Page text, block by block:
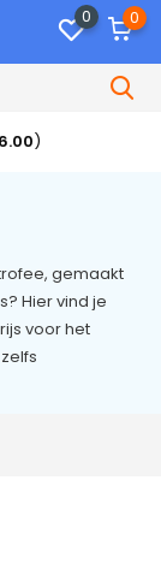
0 0
)
gemaakt
Hier vind je
voor het